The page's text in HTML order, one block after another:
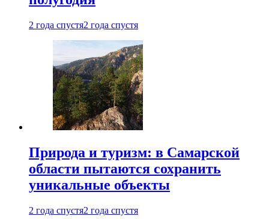
2 года спустя2 года спустя
Природа и туризм: в Самарской
области пытаются сохранить
уникальные объекты
2 года спустя2 года спустя